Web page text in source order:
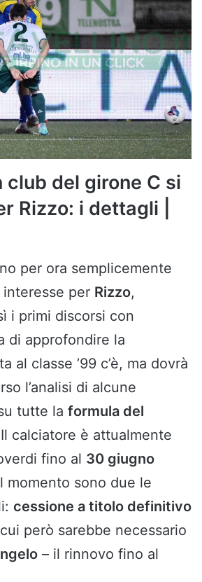
club del girone C si
Rizzo: i dettagli |
per ora semplicemente
per Rizzo,
i primi discorsi con
di approfondire la
al classe ’99 c’è, ma dovrà
l’analisi di alcune
tutte la formula del
calciatore è attualmente
fino al 30 giugno
momento sono due le
cessione a titolo definitivo
però sarebbe necessario
– il rinnovo fino al